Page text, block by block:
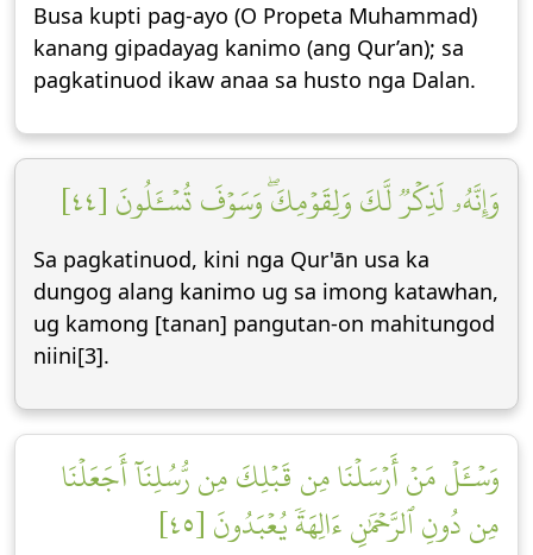
Busa kupti pag-ayo (O Propeta Muhammad)
kanang gipadayag kanimo (ang Qur’an); sa
pagkatinuod ikaw anaa sa husto nga Dalan.
وَإِنَّهُۥ لَذِكۡرٞ لَّكَ وَلِقَوۡمِكَۖ وَسَوۡفَ تُسۡـَٔلُونَ [٤٤]
Sa pagkatinuod, kini nga Qur'ān usa ka
dungog alang kanimo ug sa imong katawhan,
ug kamong [tanan] pangutan-on mahitungod
niini[3].
وَسۡـَٔلۡ مَنۡ أَرۡسَلۡنَا مِن قَبۡلِكَ مِن رُّسُلِنَآ أَجَعَلۡنَا
مِن دُونِ ٱلرَّحۡمَٰنِ ءَالِهَةٗ يُعۡبَدُونَ [٤٥]